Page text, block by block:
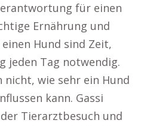
für einen
Ernährung und
Hund sind Zeit,
jeden Tag notwendig.
nicht, wie sehr ein Hund
kann. Gassi
Tierarztbesuch und